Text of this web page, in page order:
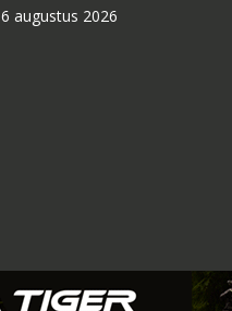
6 augustus 2026